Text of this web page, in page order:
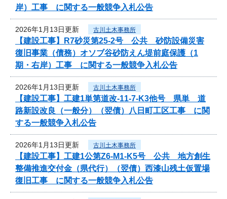
岸）工事 に関する一般競争入札公告
2026年1月13日更新 古川土木事務所
【建設工事】R7砂災第25-2号 公共 砂防設備災害
復旧事業（債務）オソブ谷砂防えん堤前庭保護（1
期・右岸）工事 に関する一般競争入札公告
2026年1月13日更新 古川土木事務所
【建設工事】工建1単第道改-11-7-K3他号 県単 道
路新設改良（一般分）（翌債）八日町工区工事 に関
する一般競争入札公告
2026年1月13日更新 古川土木事務所
【建設工事】工建1公第Z6-M1-K5号 公共 地方創生
整備推進交付金（県代行）（翌債）西漆山残土仮置場
復旧工事 に関する一般競争入札公告